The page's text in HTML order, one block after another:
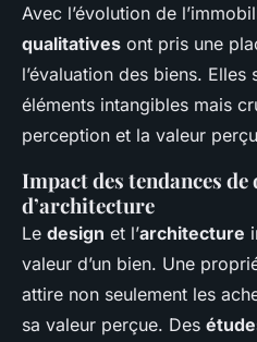
Avec l’évolution de
qualitatives ont pris une
l’évaluation des biens.
éléments intangibles mais
perception et la valeur
Impact des tendances de
d’architecture
Le design et l’architecture
valeur d’un bien. Une
attire non seulement les
sa valeur perçue. Des